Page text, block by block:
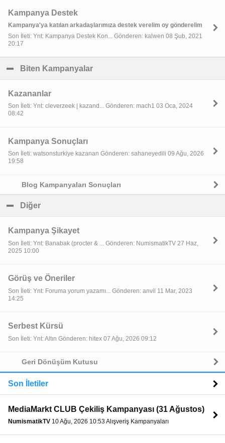
Kampanya Destek
Kampanya'ya katılan arkadaşlarımıza destek verelim oy gönderelim
Son İleti: Ynt: Kampanya Destek Kon... Gönderen: kalwen 08 Şub, 2021
20:17
Biten Kampanyalar
Kazananlar
Son İleti: Ynt: cleverzeek | kazand... Gönderen: mach1 03 Oca, 2024
08:42
Kampanya Sonuçları
Son İleti: watsonsturkiye kazanan Gönderen: sahaneyedili 09 Ağu, 2026
19:58
Blog Kampanyaları Sonuçları
Diğer
Kampanya Şikayet
Son İleti: Ynt: Banabak (procter & ... Gönderen: NumismatikTV 27 Haz,
2025 10:00
Görüş ve Öneriler
Son İleti: Ynt: Foruma yorum yazamı... Gönderen: anvil 11 Mar, 2023
14:25
Serbest Kürsü
Son İleti: Ynt: Altın Gönderen: hitex 07 Ağu, 2026 09:12
Geri Dönüşüm Kutusu
Son İletiler
MediaMarkt CLUB Çekiliş Kampanyası (31 Ağustos)
NumismatikTV 10 Ağu, 2026 10:53 Alışveriş Kampanyaları